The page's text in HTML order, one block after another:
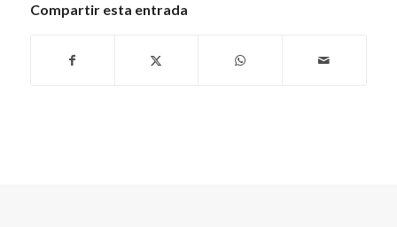
Compartir esta entrada